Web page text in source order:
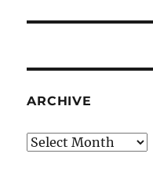
ARCHIVE
Archive